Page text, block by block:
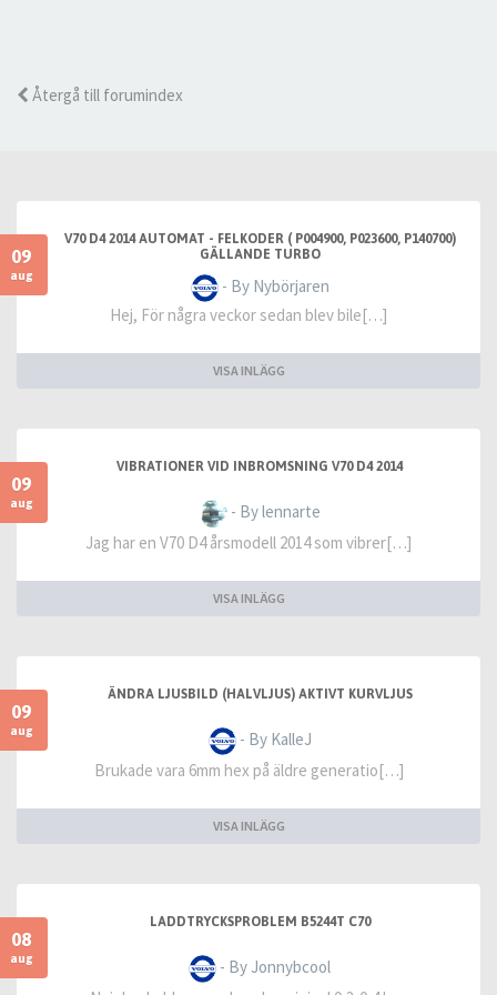
Återgå till forumindex
09
aug
V70 D4 2014 AUTOMAT - FELKODER ( P004900, P023600, P140700)
GÄLLANDE TURBO
- By Nybörjaren
Hej, För några veckor sedan blev bile[…]
VISA INLÄGG
09
aug
VIBRATIONER VID INBROMSNING V70 D4 2014
- By lennarte
Jag har en V70 D4 årsmodell 2014 som vibrer[…]
VISA INLÄGG
09
aug
ÄNDRA LJUSBILD (HALVLJUS) AKTIVT KURVLJUS
- By KalleJ
Brukade vara 6mm hex på äldre generatio[…]
VISA INLÄGG
08
aug
LADDTRYCKSPROBLEM B5244T C70
- By Jonnybcool